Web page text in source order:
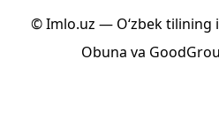
© Imlo.uz — O‘zbek tilining
Obuna va